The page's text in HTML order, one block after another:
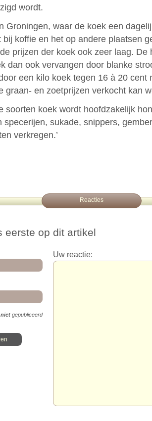
wordt.
Groningen, waar de koek een
bij koffie en het op andere plaatsen
prijzen der koek ook zeer laag. De
dan ook vervangen door blanke
een kilo koek tegen 16 à 20 cent
graan- en zoetprijzen verkocht kan
soorten koek wordt hoofdzakelijk
specerijen, sukade, snippers,
verkregen.’
Reacties
eerste op dit artikel
niet gepubliceerd
Uw reactie: